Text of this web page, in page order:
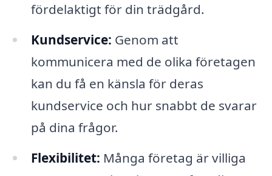
fördelaktigt för din trädgård.
Kundservice: Genom att
kommunicera med de olika företagen
kan du få en känsla för deras
kundservice och hur snabbt de svarar
på dina frågor.
Flexibilitet: Många företag är villiga